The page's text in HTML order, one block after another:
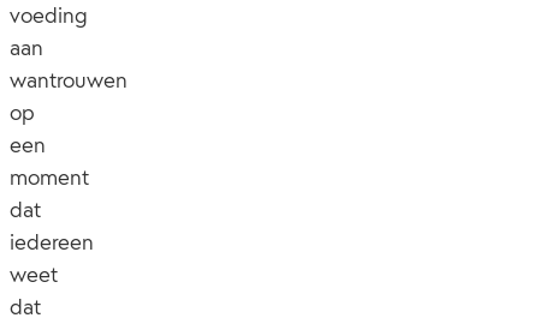
voeding
aan
wantrouwen
op
een
moment
dat
iedereen
weet
dat